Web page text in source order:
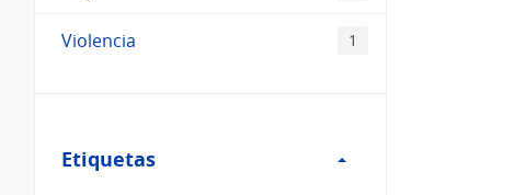
Violencia 1
Etiquetas
Etiquetas